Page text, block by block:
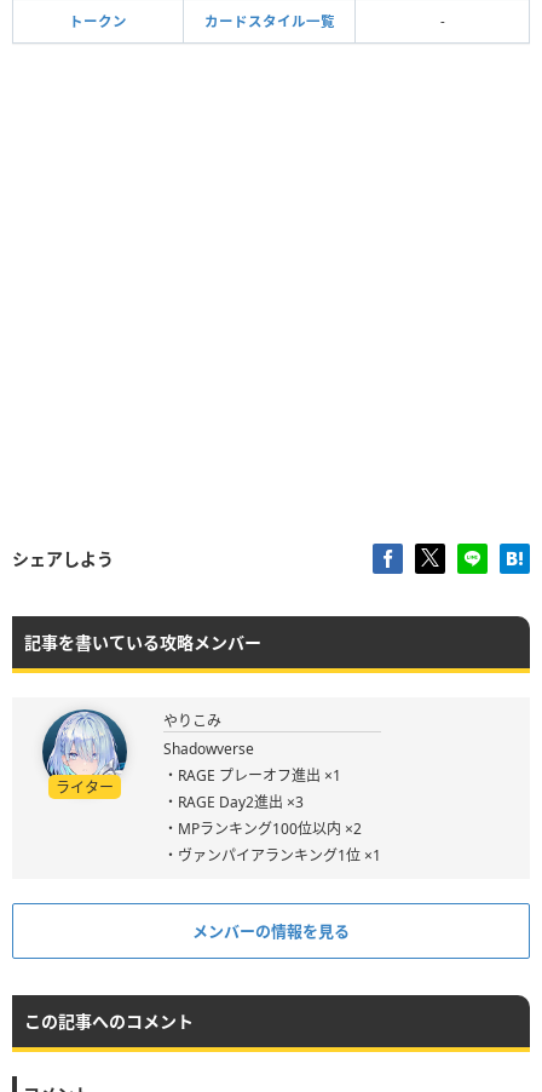
トークン カードスタイル一覧 -
シェアしよう
記事を書いている攻略メンバー
ライター
やりこみ
Shadowverse
・RAGE プレーオフ進出 ×1
・RAGE Day2進出 ×3
・MPランキング100位以内 ×2
・ヴァンパイアランキング1位 ×1
メンバーの情報を見る
この記事へのコメント